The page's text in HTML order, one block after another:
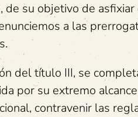
de su objetivo de
a las
del título III, se
por su extremo
contravenir las